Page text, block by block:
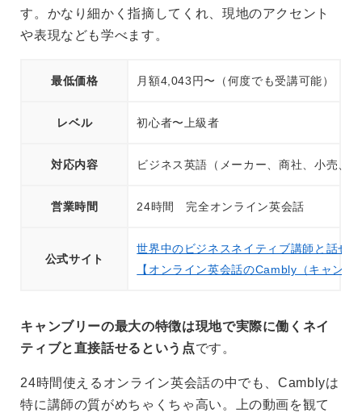
す。かなり細かく指摘してくれ、現地のアクセント
や表現なども学べます。
最低価格 月額4,043円〜（何度でも受講可能）
レベル 初心者〜上級者
対応内容 ビジネス英語（メーカー、商社、小売、
営業時間 24時間 完全オンライン英会話
公式サイト
世界中のビジネスネイティブ講師と話せる
【オンライン英会話のCambly（キャンブ
キャンブリーの最大の特徴は現地で実際に働くネイ
ティブと直接話せるという点です。
24時間使えるオンライン英会話の中でも、Camblyは
特に講師の質がめちゃくちゃ高い。上の動画を観て